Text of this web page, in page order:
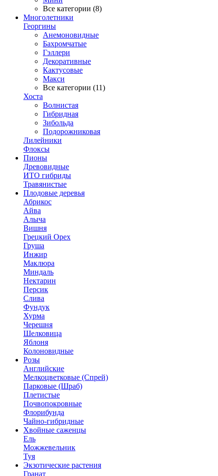
Все категории (8)
Многолетники
Георгины
Анемоновидные
Бахромчатые
Гэллери
Декоративные
Кактусовые
Макси
Все категории (11)
Хоста
Волнистая
Гибридная
Зибольда
Подорожниковая
Лилейники
Флоксы
Пионы
Древовидные
ИТО гибриды
Травянистые
Плодовые деревья
Абрикос
Айва
Алыча
Вишня
Грецкий Орех
Груша
Инжир
Маклюра
Миндаль
Нектарин
Персик
Слива
Фундук
Хурма
Черешня
Шелковица
Яблоня
Колоновидные
Розы
Английские
Мелкоцветковые (Спрей)
Парковые (Шраб)
Плетистые
Почвопокровные
Флорибунда
Чайно-гибридные
Хвойные саженцы
Ель
Можжевельник
Туя
Экзотические растения
Гранат